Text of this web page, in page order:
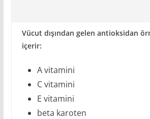
Vücut dışından gelen antioksidan
içerir:
A vitamini
C vitamini
E vitamini
beta karoten